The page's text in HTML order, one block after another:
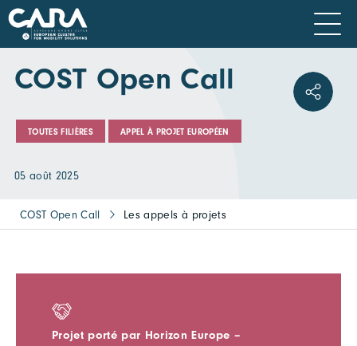
COST Open Call
TOUTES FILIÈRES APPEL À PROJET EUROPÉEN
05 août 2025
COST Open Call Les appels à projets
Projet porté par Horizon Europe –